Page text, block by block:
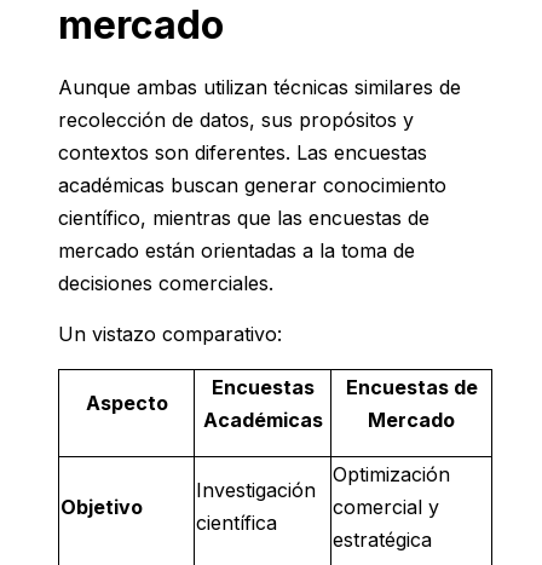
mercado
Aunque ambas utilizan técnicas similares de
recolección de datos, sus propósitos y
contextos son diferentes. Las encuestas
académicas buscan generar conocimiento
científico, mientras que las encuestas de
mercado están orientadas a la toma de
decisiones comerciales.
Un vistazo comparativo:
Aspecto
Encuestas
Académicas
Encuestas de
Mercado
Objetivo
Investigación
científica
Optimización
comercial y
estratégica